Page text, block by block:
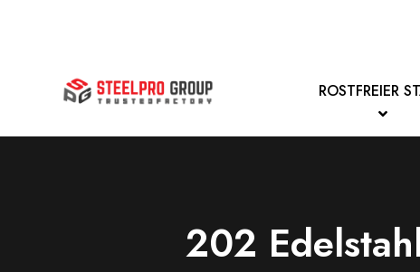
ROSTFREIER
202